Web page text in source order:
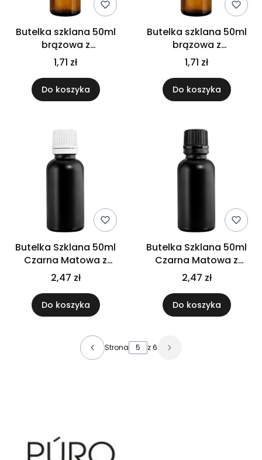
Butelka szklana 50ml
brązowa z
kroplomierzem białym
1,71 zł
Do koszyka
Butelka szklana 50ml
brązowa z
kroplomierzem
czarnym
1,71 zł
Do koszyka
Butelka Szklana 50ml
Czarna Matowa z
kroplomierzem białym
2,47 zł
Do koszyka
Butelka Szklana 50ml
Czarna Matowa z
kroplomierzem
czarnym
2,47 zł
Do koszyka
Strona z 6